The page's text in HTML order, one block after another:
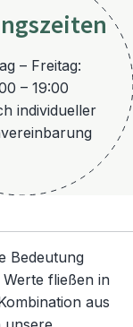
– Freitag:
– 19:00
individueller
Bedeutung
fließen in
aus